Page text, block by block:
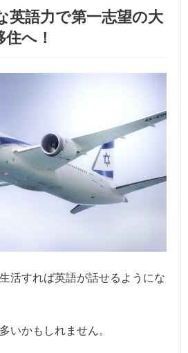
英語力で第一志望の大
へ！
活すれば英語が話せるようにな
いかもしれません。